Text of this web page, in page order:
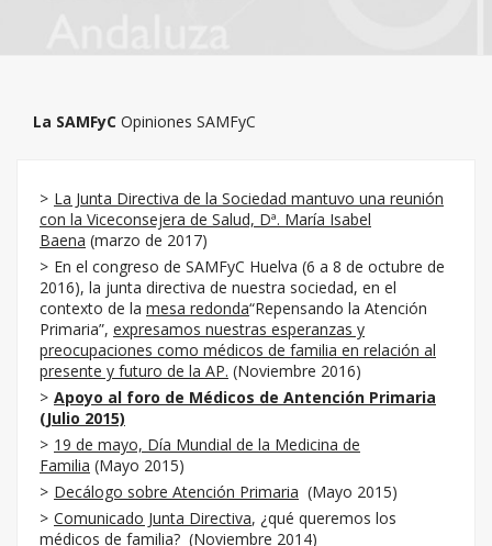
La SAMFyC Opiniones SAMFyC
La Junta Directiva de la Sociedad mantuvo una reunión
con la Viceconsejera de Salud, Dª. María Isabel
Baena (marzo de 2017)
En el congreso de SAMFyC Huelva (6 a 8 de octubre de
2016), la junta directiva de nuestra sociedad, en el
contexto de la mesa redonda“Repensando la Atención
Primaria”, expresamos nuestras esperanzas y
preocupaciones como médicos de familia en relación al
presente y futuro de la AP. (Noviembre 2016)
Apoyo al foro de Médicos de Antención Primaria
(Julio 2015)
19 de mayo, Día Mundial de la Medicina de
Familia (Mayo 2015)
Decálogo sobre Atención Primaria (Mayo 2015)
Comunicado Junta Directiva, ¿qué queremos los
médicos de familia? (Noviembre 2014)